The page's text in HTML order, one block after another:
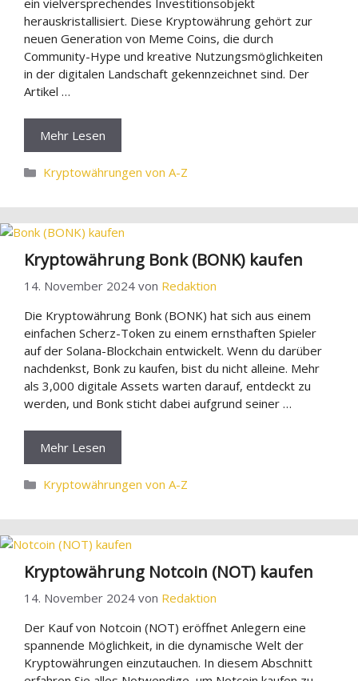
ein vielversprechendes Investitionsobjekt
herauskristallisiert. Diese Kryptowährung gehört zur
neuen Generation von Meme Coins, die durch
Community-Hype und kreative Nutzungsmöglichkeiten
in der digitalen Landschaft gekennzeichnet sind. Der
Artikel …
Mehr Lesen
Kategorien
Kryptowährungen von A-Z
Kryptowährung Bonk (BONK) kaufen
14. November 2024 von Redaktion
Die Kryptowährung Bonk (BONK) hat sich aus einem
einfachen Scherz-Token zu einem ernsthaften Spieler
auf der Solana-Blockchain entwickelt. Wenn du darüber
nachdenkst, Bonk zu kaufen, bist du nicht alleine. Mehr
als 3,000 digitale Assets warten darauf, entdeckt zu
werden, und Bonk sticht dabei aufgrund seiner …
Mehr Lesen
Kategorien
Kryptowährungen von A-Z
Kryptowährung Notcoin (NOT) kaufen
14. November 2024 von Redaktion
Der Kauf von Notcoin (NOT) eröffnet Anlegern eine
spannende Möglichkeit, in die dynamische Welt der
Kryptowährungen einzutauchen. In diesem Abschnitt